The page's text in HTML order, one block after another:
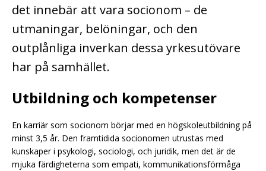
det innebär att vara socionom – de
utmaningar, belöningar, och den
outplånliga inverkan dessa yrkesutövare
har på samhället.
Utbildning och kompetenser
En karriär som socionom börjar med en högskoleutbildning på
minst 3,5 år. Den framtidida socionomen utrustas med
kunskaper i psykologi, sociologi, och juridik, men det är de
mjuka färdigheterna som empati, kommunikationsförmåga